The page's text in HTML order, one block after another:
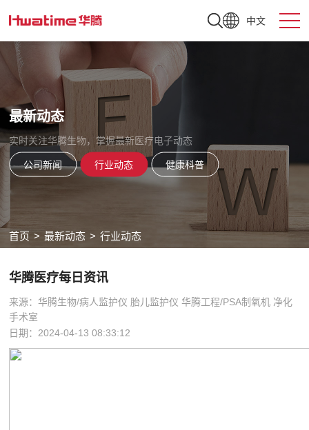
中文
最新动态
实时关注华腾生物，掌握最新医疗电子动态
公司新闻 行业动态 健康科普
首页 > 最新动态 > 行业动态
华腾医疗每日资讯
来源：华腾生物/病人监护仪 胎儿监护仪 华腾工程/PSA制氧机 净化
手术室
日期：2024-04-13 08:33:12